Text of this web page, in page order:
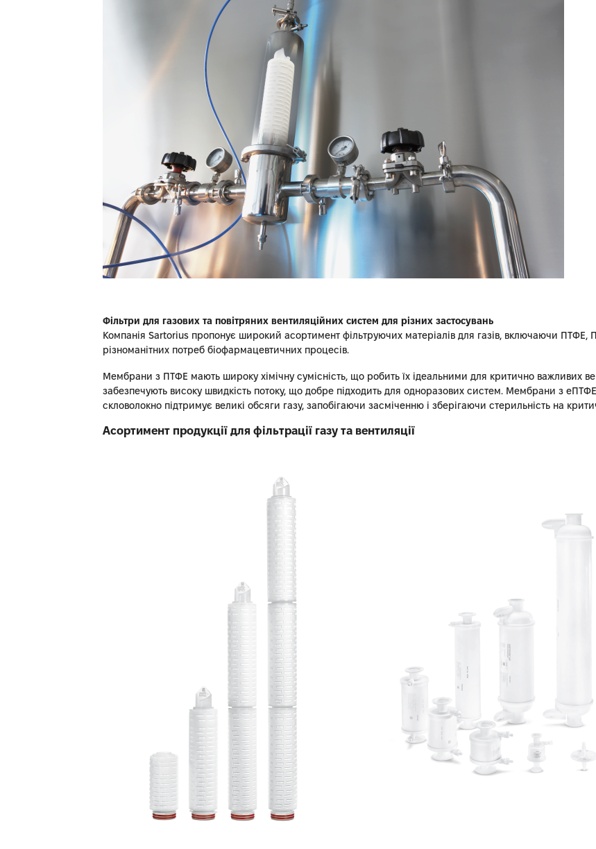
Фільтри для газових та повітряних вентиляційних систем для різних застосувань
Компанія Sartorius пропонує широкий асортимент фільтруючих матеріалів для газів, включаючи ПТФЕ,
різноманітних потреб біофармацевтичних процесів.
Мембрани з ПТФЕ мають широку хімічну сумісність, що робить їх ідеальними для критично важливих
забезпечують високу швидкість потоку, що добре підходить для одноразових систем. Мембрани з еПТФЕ
скловолокно підтримує великі обсяги газу, запобігаючи засміченню і зберігаючи стерильність на
Асортимент продукції для фільтрації газу та вентиляції